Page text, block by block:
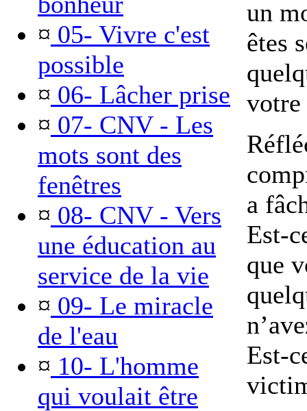
¤ 05- Vivre c'est
possible
¤ 06- Lâcher prise
¤ 07- CNV - Les
mots sont des
fenêtres
¤ 08- CNV - Vers
une éducation au
service de la vie
¤ 09- Le miracle
de l'eau
¤ 10- L'homme
qui voulait être
un
êtes
a
Est-
que
Est-